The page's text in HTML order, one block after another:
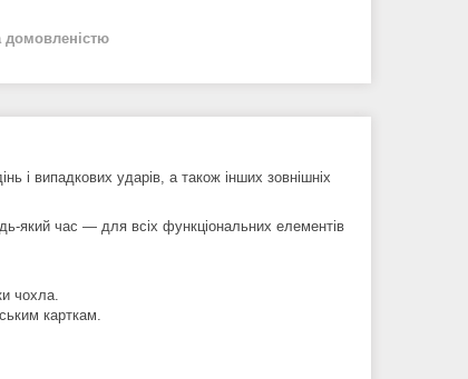
домовленістю
і випадкових ударів, а також інших зовнішніх
який час — для всіх функціональних елементів
чохла.
карткам.